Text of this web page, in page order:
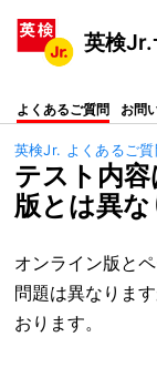
英検Jr.
よくあるご質問 お問
英検Jr. よくあるご質
テスト内
版とは異
オンライン版と
問題は異なりま
おります。